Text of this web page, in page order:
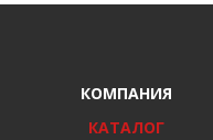
КОМПАНИЯ
КАТАЛОГ